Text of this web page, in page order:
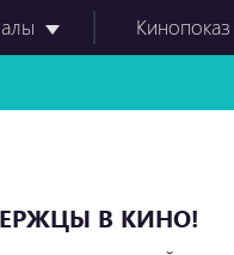
Кинопоказ
В КИНО!